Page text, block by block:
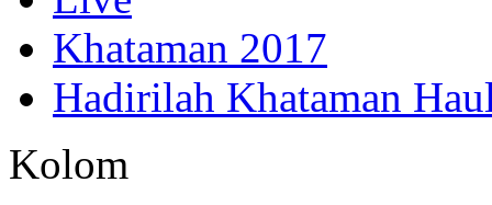
Khataman 2017
Hadirilah Khataman
Kolom